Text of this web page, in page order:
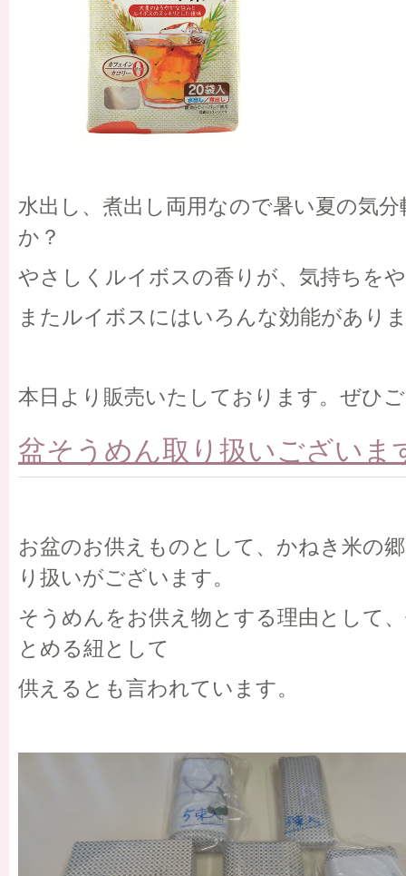
水出し、煮出し両用なので暑い夏の気
か？
やさしくルイボスの香りが、気持ちを
またルイボスにはいろんな効能があり
本日より販売いたしております。ぜひ
盆そうめん取り扱いございま
お盆のお供えものとして、かねき米の
り扱いがございます。
そうめんをお供え物とする理由として
とめる紐として
供えるとも言われています。